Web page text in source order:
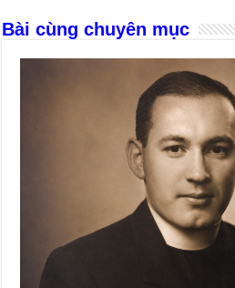
Bài cùng chuyên mục